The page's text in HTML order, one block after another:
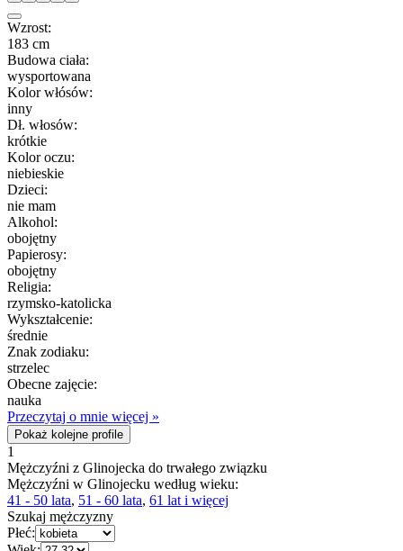
Wzrost:
183 cm
Budowa ciała:
wysportowana
Kolor włósów:
inny
Dł. włosów:
krótkie
Kolor oczu:
niebieskie
Dzieci:
nie mam
Alkohol:
obojętny
Papierosy:
obojętny
Religia:
rzymsko-katolicka
Wykształcenie:
średnie
Znak zodiaku:
strzelec
Obecne zajęcie:
nauka
Przeczytaj o mnie więcej »
Pokaż kolejne profile
1
Mężczyźni z Glinojecka do trwałego związku
Mężczyźni w Glinojecku według wieku:
41 - 50 lata, 51 - 60 lata, 61 lat i więcej
Szukaj mężczyzny
Płeć: